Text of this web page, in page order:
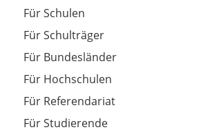
Für Schulen
Für Schulträger
Für Bundesländer
Für Hochschulen
Für Referendariat
Für Studierende